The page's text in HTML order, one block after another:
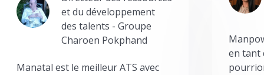
et du développement
des talents - Groupe
Charoen Pokphand
Manatal est le meilleur ATS avec
en tant